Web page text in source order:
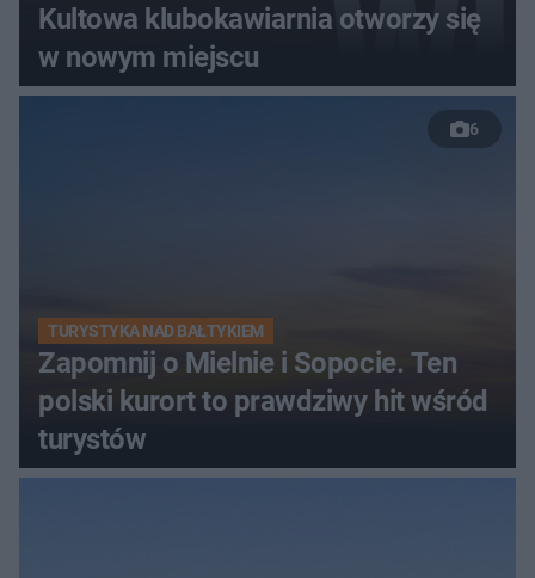
Kultowa klubokawiarnia otworzy się
w nowym miejscu
6
TURYSTYKA NAD BAŁTYKIEM
Zapomnij o Mielnie i Sopocie. Ten
polski kurort to prawdziwy hit wśród
turystów